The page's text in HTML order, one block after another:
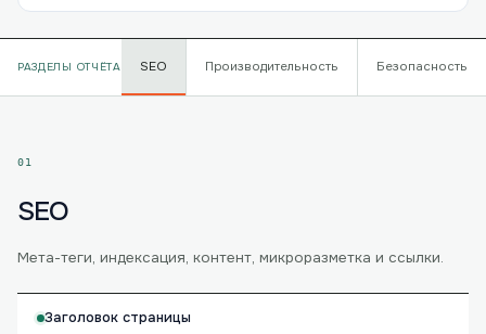
РАЗДЕЛЫ ОТЧЁТА SEO Производительность Безопасность
01
SEO
Мета-теги, индексация, контент, микроразметка и ссылки.
Заголовок страницы